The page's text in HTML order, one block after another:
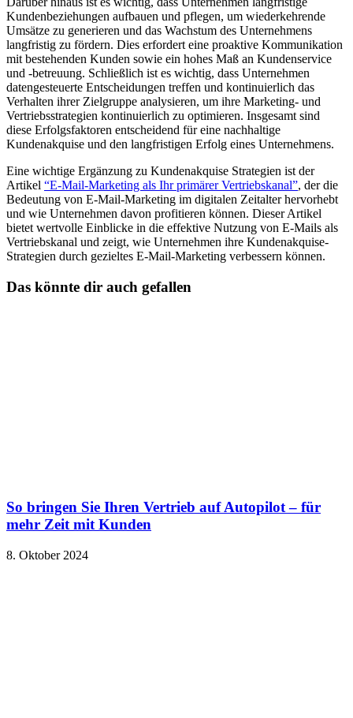
Kundenbeziehungen aufbauen und pflegen, um wiederkehrende
Umsätze zu generieren und das Wachstum des Unternehmens
langfristig zu fördern. Dies erfordert eine proaktive Kommunikation
mit bestehenden Kunden sowie ein hohes Maß an Kundenservice
und -betreuung. Schließlich ist es wichtig, dass Unternehmen
datengesteuerte Entscheidungen treffen und kontinuierlich das
Verhalten ihrer Zielgruppe analysieren, um ihre Marketing- und
Vertriebsstrategien kontinuierlich zu optimieren. Insgesamt sind
diese Erfolgsfaktoren entscheidend für eine nachhaltige
Kundenakquise und den langfristigen Erfolg eines Unternehmens.
Eine wichtige Ergänzung zu Kundenakquise Strategien ist der
Artikel “E-Mail-Marketing als Ihr primärer Vertriebskanal”, der die
Bedeutung von E-Mail-Marketing im digitalen Zeitalter hervorhebt
und wie Unternehmen davon profitieren können. Dieser Artikel
bietet wertvolle Einblicke in die effektive Nutzung von E-Mails als
Vertriebskanal und zeigt, wie Unternehmen ihre Kundenakquise-
Strategien durch gezieltes E-Mail-Marketing verbessern können.
Das könnte dir auch gefallen
So bringen Sie Ihren Vertrieb auf Autopilot – für
mehr Zeit mit Kunden
8. Oktober 2024